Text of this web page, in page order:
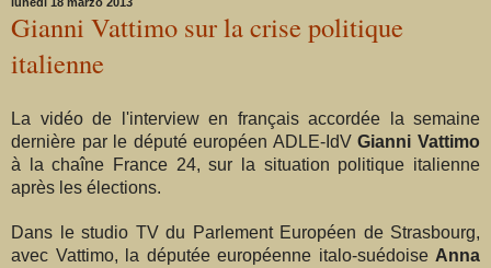
Gianni Vattimo sur la crise politique
italienne
La vidéo de l'interview en français accordée la semaine
dernière par le député européen ADLE-IdVGianni Vattimo
à la chaîne France 24, sur la situation politique italienne
après les élections.
Dans le studio TV du Parlement Européen de Strasbourg,
avec Vattimo, la députée européenne italo-suédoise Anna